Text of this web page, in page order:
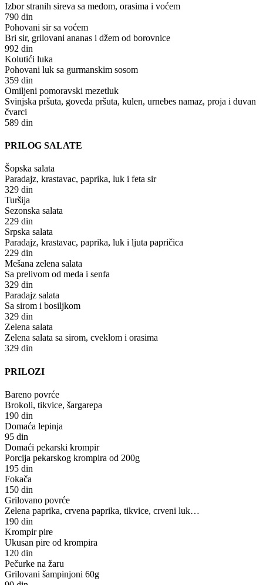
Izbor stranih sireva sa medom, orasima i voćem
790 din
Pohovani sir sa voćem
Bri sir, grilovani ananas i džem od borovnice
992 din
Kolutići luka
Pohovani luk sa gurmanskim sosom
359 din
Omiljeni pomoravski mezetluk
Svinjska pršuta, goveđa pršuta, kulen, urnebes namaz, proja i duvan
čvarci
589 din
PRILOG SALATE
Šopska salata
Paradajz, krastavac, paprika, luk i feta sir
329 din
Turšija
Sezonska salata
229 din
Srpska salata
Paradajz, krastavac, paprika, luk i ljuta papričica
229 din
Mešana zelena salata
Sa prelivom od meda i senfa
329 din
Paradajz salata
Sa sirom i bosiljkom
329 din
Zelena salata
Zelena salata sa sirom, cveklom i orasima
329 din
PRILOZI
Bareno povrće
Brokoli, tikvice, šargarepa
190 din
Domaća lepinja
95 din
Domaći pekarski krompir
Porcija pekarskog krompira od 200g
195 din
Fokača
150 din
Grilovano povrće
Zelena paprika, crvena paprika, tikvice, crveni luk…
190 din
Krompir pire
Ukusan pire od krompira
120 din
Pečurke na žaru
Grilovani šampinjoni 60g